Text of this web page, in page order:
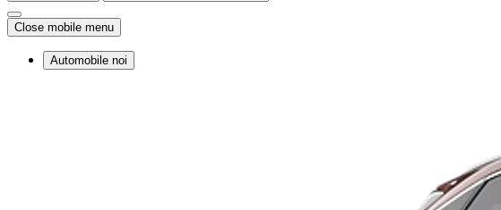
Close mobile menu
Automobile noi